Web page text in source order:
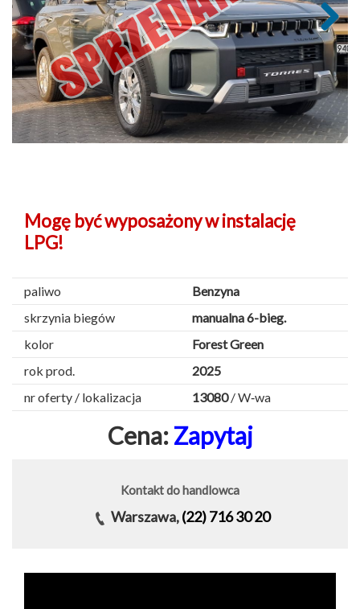
Next
Mogę być wyposażony w instalację
LPG!
paliwo
Benzyna
skrzynia biegów
manualna 6-bieg.
kolor
Forest Green
rok prod.
2025
nr oferty / lokalizacja
13080/ W‑wa
Cena:Zapytaj
Kontakt do handlowca
Warszawa,(22) 716 30 20